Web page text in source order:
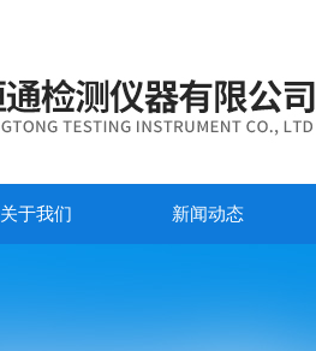
关于我们 新闻动态